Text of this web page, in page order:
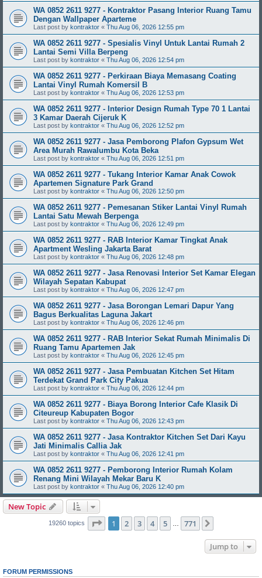
WA 0852 2611 9277 - Kontraktor Pasang Interior Ruang Tamu
Dengan Wallpaper Aparteme
Last post by kontraktor « Thu Aug 06, 2026 12:55 pm
WA 0852 2611 9277 - Spesialis Vinyl Untuk Lantai Rumah 2
Lantai Semi Villa Berpeng
Last post by kontraktor « Thu Aug 06, 2026 12:54 pm
WA 0852 2611 9277 - Perkiraan Biaya Memasang Coating
Lantai Vinyl Rumah Komersil B
Last post by kontraktor « Thu Aug 06, 2026 12:53 pm
WA 0852 2611 9277 - Interior Design Rumah Type 70 1 Lantai
3 Kamar Daerah Cijeruk K
Last post by kontraktor « Thu Aug 06, 2026 12:52 pm
WA 0852 2611 9277 - Jasa Pemborong Plafon Gypsum Wet
Area Murah Rawalumbu Kota Beka
Last post by kontraktor « Thu Aug 06, 2026 12:51 pm
WA 0852 2611 9277 - Tukang Interior Kamar Anak Cowok
Apartemen Signature Park Grand
Last post by kontraktor « Thu Aug 06, 2026 12:50 pm
WA 0852 2611 9277 - Pemesanan Stiker Lantai Vinyl Rumah
Lantai Satu Mewah Berpenga
Last post by kontraktor « Thu Aug 06, 2026 12:49 pm
WA 0852 2611 9277 - RAB Interior Kamar Tingkat Anak
Apartment Wesling Jakarta Barat
Last post by kontraktor « Thu Aug 06, 2026 12:48 pm
WA 0852 2611 9277 - Jasa Renovasi Interior Set Kamar Elegan
Wilayah Sepatan Kabupat
Last post by kontraktor « Thu Aug 06, 2026 12:47 pm
WA 0852 2611 9277 - Jasa Borongan Lemari Dapur Yang
Bagus Berkualitas Laguna Jakart
Last post by kontraktor « Thu Aug 06, 2026 12:46 pm
WA 0852 2611 9277 - RAB Interior Sekat Rumah Minimalis Di
Ruang Tamu Apartemen Jak
Last post by kontraktor « Thu Aug 06, 2026 12:45 pm
WA 0852 2611 9277 - Jasa Pembuatan Kitchen Set Hitam
Terdekat Grand Park City Pakua
Last post by kontraktor « Thu Aug 06, 2026 12:44 pm
WA 0852 2611 9277 - Biaya Borong Interior Cafe Klasik Di
Citeureup Kabupaten Bogor
Last post by kontraktor « Thu Aug 06, 2026 12:43 pm
WA 0852 2611 9277 - Jasa Kontraktor Kitchen Set Dari Kayu
Jati Minimalis Callia Jak
Last post by kontraktor « Thu Aug 06, 2026 12:41 pm
WA 0852 2611 9277 - Pemborong Interior Rumah Kolam
Renang Mini Wilayah Mekar Baru K
Last post by kontraktor « Thu Aug 06, 2026 12:40 pm
New Topic
19260 topics Page 1of 771
1 2 3 4 5 771
Jump to
FORUM PERMISSIONS